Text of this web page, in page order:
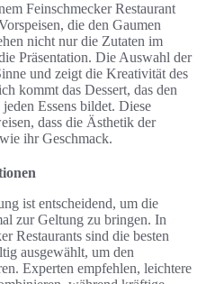
Feinschmecker Restaurant
die den Gaumen
nicht nur die Zutaten im
Präsentation. Die Auswahl der
und zeigt die Kreativität des
kommt das Dessert, das den
Essens bildet. Diese
dass die Ästhetik der
ihr Geschmack.
ist entscheidend, um die
zur Geltung zu bringen. In
Restaurants sind die besten
ausgewählt, um den
Experten empfehlen, leichtere